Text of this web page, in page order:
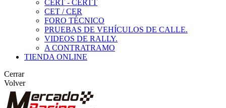
CERT - CERTT
CET / CER
FORO TÉCNICO
PRUEBAS DE VEHÍCULOS DE CALLE.
VIDEOS DE RALLY.
A CONTRATRAMO
TIENDA ONLINE
Cerrar
Volver